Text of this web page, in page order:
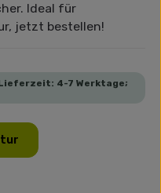
Ideal für
jetzt bestellen!
4-7 Werktage;